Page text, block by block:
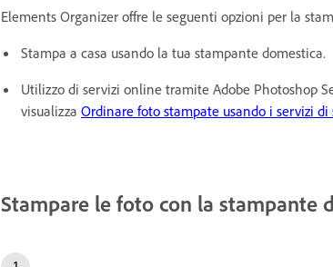
Elements Organizer offre le seguenti opzioni per la
Stampa a casa usando la tua stampante domestica.
Utilizzo di servizi online tramite Adobe Photoshop
visualizza Ordinare foto stampate usando i servizi
Stampare le foto con la stampante